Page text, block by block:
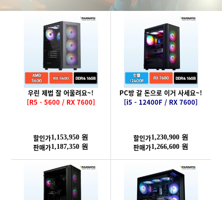
우린 제법 잘 어울려요~!
[R5 - 5600 / RX 7600]
할인가1,153,950 원
판매가1,187,350 원
PC방 갈 돈으로 이거 사세요~!
[i5 - 12400F / RX 7600]
할인가1,230,900 원
판매가1,266,600 원